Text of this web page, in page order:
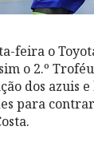
feira o
o 2.º
dos azuis
para